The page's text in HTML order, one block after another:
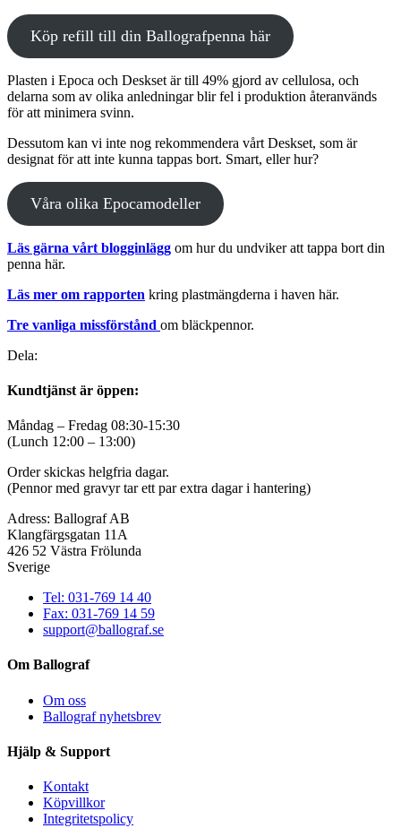
Köp refill till din Ballografpenna här
Plasten i Epoca och Deskset är till 49% gjord av cellulosa, och
delarna som av olika anledningar blir fel i produktion återanvänds
för att minimera svinn.
Dessutom kan vi inte nog rekommendera vårt Deskset, som är
designat för att inte kunna tappas bort. Smart, eller hur?
Våra olika Epocamodeller
Läs gärna vårt blogginlägg om hur du undviker att tappa bort din
penna här.
Läs mer om rapporten kring plastmängderna i haven här.
Tre vanliga missförstånd om bläckpennor.
Dela:
facebook
twitter
linkedin
pinterest
Kundtjänst är öppen:
Måndag – Fredag 08:30-15:30
(Lunch 12:00 – 13:00)
Order skickas helgfria dagar.
(Pennor med gravyr tar ett par extra dagar i hantering)
Adress: Ballograf AB
Klangfärgsgatan 11A
426 52 Västra Frölunda
Sverige
Tel: 031-769 14 40
Fax: 031-769 14 59
support@ballograf.se
Om Ballograf
Om oss
Ballograf nyhetsbrev
Hjälp & Support
Kontakt
Köpvillkor
Integritetspolicy